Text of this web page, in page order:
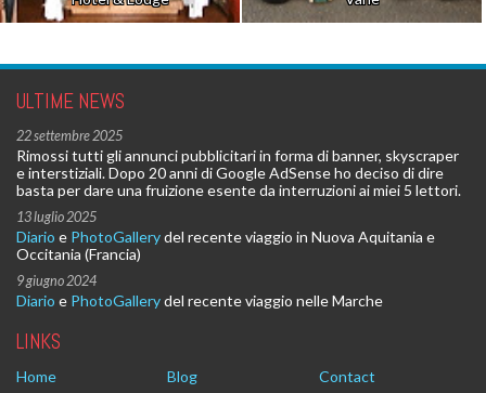
ULTIME NEWS
22 settembre 2025
Rimossi tutti gli annunci pubblicitari in forma di banner, skyscraper
e interstiziali. Dopo 20 anni di Google AdSense ho deciso di dire
basta per dare una fruizione esente da interruzioni ai miei 5 lettori.
13 luglio 2025
Diario e PhotoGallerydel recente viaggio in Nuova Aquitania e
Occitania (Francia)
9 giugno 2024
Diario e PhotoGallerydel recente viaggio nelle Marche
LINKS
Home Blog
Contact